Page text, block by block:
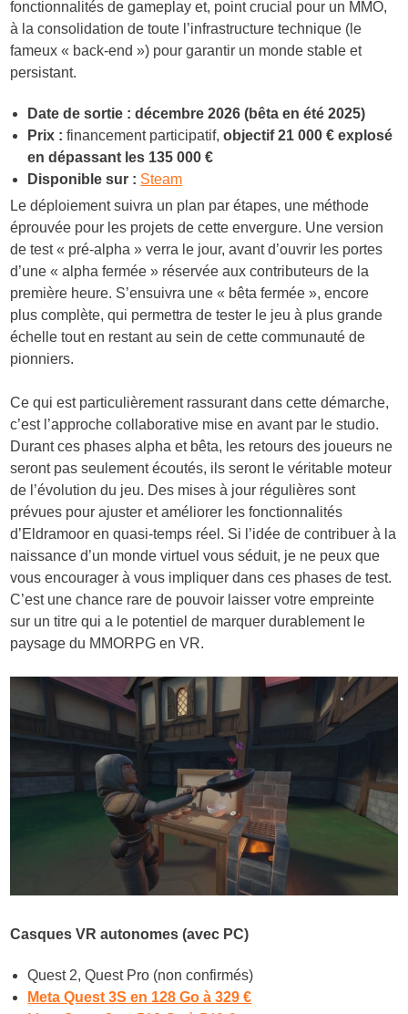
fonctionnalités de gameplay et, point crucial pour un MMO,
à la consolidation de toute l’infrastructure technique (le
fameux « back-end ») pour garantir un monde stable et
persistant.
Date de sortie : décembre 2026 (bêta en été 2025)
Prix : financement participatif,objectif 21 000 € explosé
en dépassant les 135 000 €
Disponible sur : Steam
Le déploiement suivra un plan par étapes, une méthode
éprouvée pour les projets de cette envergure. Une version
de test « pré-alpha » verra le jour, avant d’ouvrir les portes
d’une « alpha fermée » réservée aux contributeurs de la
première heure. S’ensuivra une « bêta fermée », encore
plus complète, qui permettra de tester le jeu à plus grande
échelle tout en restant au sein de cette communauté de
pionniers.
Ce qui est particulièrement rassurant dans cette démarche,
c’est l’approche collaborative mise en avant par le studio.
Durant ces phases alpha et bêta, les retours des joueurs ne
seront pas seulement écoutés, ils seront le véritable moteur
de l’évolution du jeu. Des mises à jour régulières sont
prévues pour ajuster et améliorer les fonctionnalités
d’Eldramoor en quasi-temps réel. Si l’idée de contribuer à la
naissance d’un monde virtuel vous séduit, je ne peux que
vous encourager à vous impliquer dans ces phases de test.
C’est une chance rare de pouvoir laisser votre empreinte
sur un titre qui a le potentiel de marquer durablement le
paysage du MMORPG en VR.
Casques VR autonomes (avec PC)
Quest 2, Quest Pro (non confirmés)
Meta Quest 3S en 128 Go à 329 €